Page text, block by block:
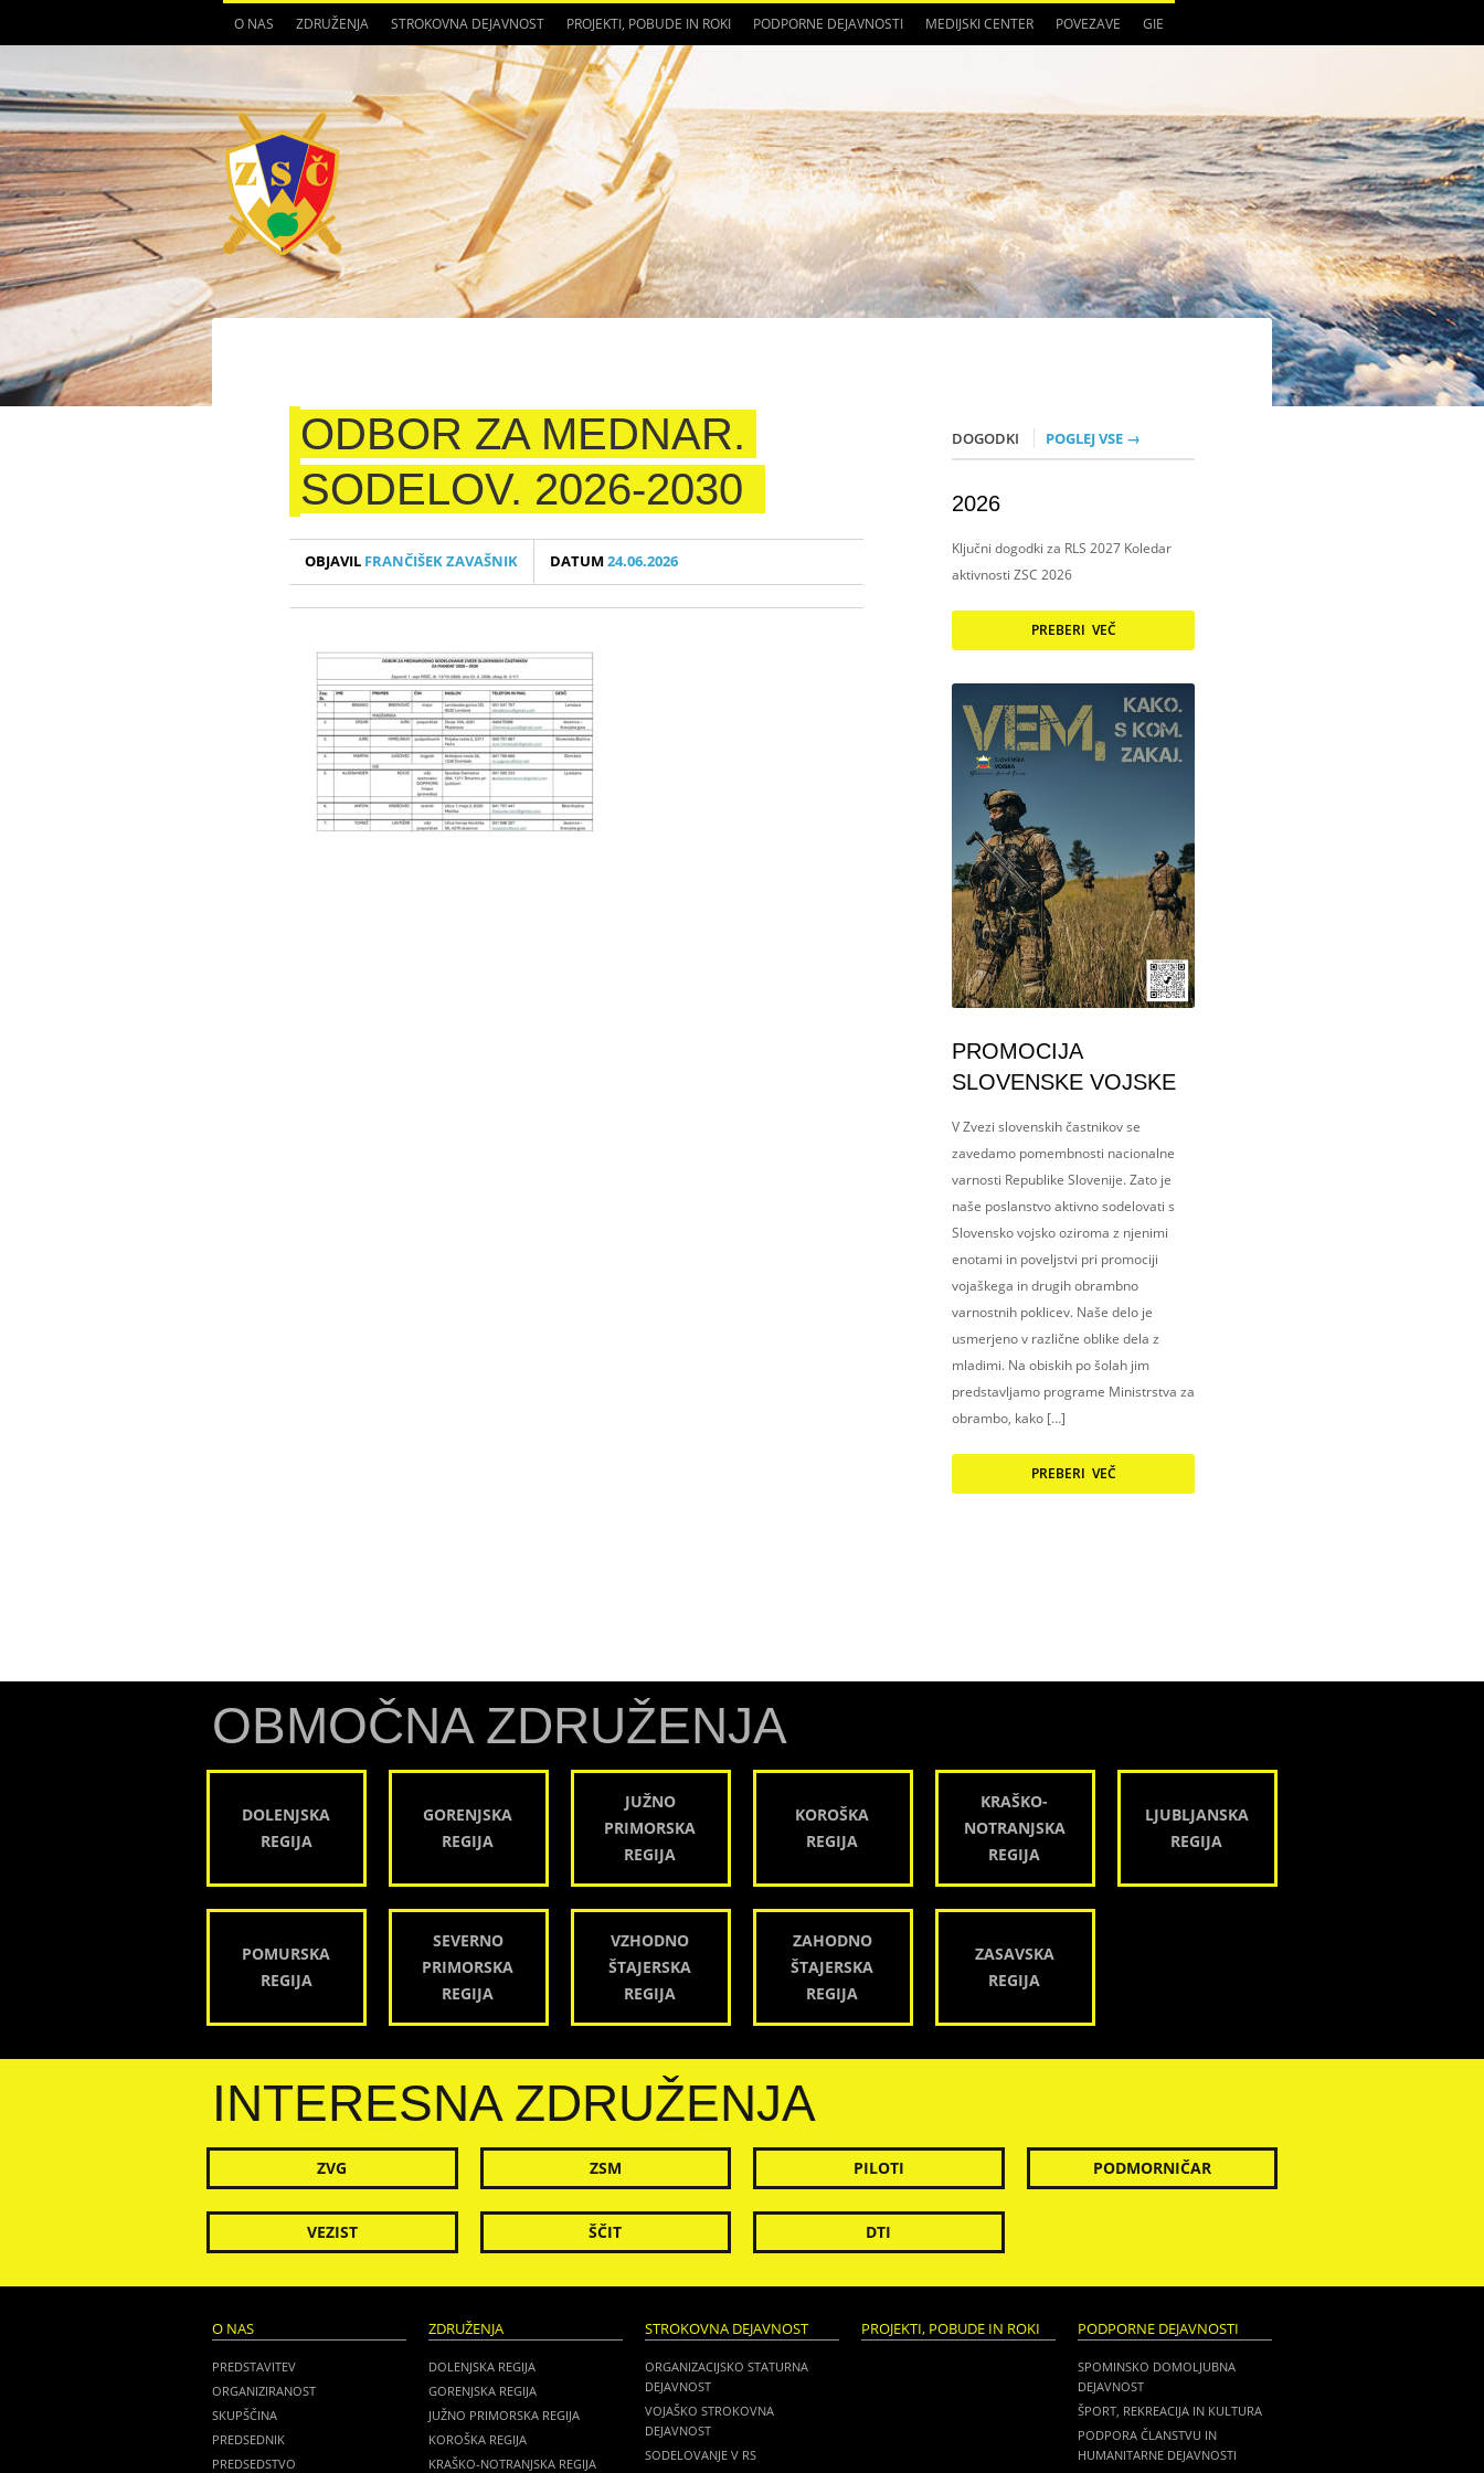
O NAS ZDRUŽENJA STROKOVNA DEJAVNOST PROJEKTI, POBUDE IN ROKI PODPORNE DEJAVNOSTI MEDIJSKI CENTER POVEZAVE GIE
ODBOR ZA MEDNAR.
SODELOV. 2026-2030
OBJAVIL FRANČIŠEK ZAVAŠNIK DATUM24.06.2026
DOGODKI POGLEJ VSE →
2026
Ključni dogodki za RLS 2027 Koledar
aktivnosti ZSC 2026
PREBERI VEČ
PROMOCIJA
SLOVENSKE VOJSKE
V Zvezi slovenskih častnikov se
zavedamo pomembnosti nacionalne
varnosti Republike Slovenije. Zato je
naše poslanstvo aktivno sodelovati s
Slovensko vojsko oziroma z njenimi
enotami in poveljstvi pri promociji
vojaškega in drugih obrambno
varnostnih poklicev. Naše delo je
usmerjeno v različne oblike dela z
mladimi. Na obiskih po šolah jim
predstavljamo programe Ministrstva za
obrambo, kako […]
PREBERI VEČ
OBMOČNA ZDRUŽENJA
DOLENJSKA
REGIJA
GORENJSKA
REGIJA
JUŽNO
PRIMORSKA
REGIJA
KOROŠKA
REGIJA
KRAŠKO-
NOTRANJSKA
REGIJA
LJUBLJANSKA
REGIJA
POMURSKA
REGIJA
SEVERNO
PRIMORSKA
REGIJA
VZHODNO
ŠTAJERSKA
REGIJA
ZAHODNO
ŠTAJERSKA
REGIJA
ZASAVSKA
REGIJA
INTERESNA ZDRUŽENJA
ZVG ZSM PILOTI PODMORNIČAR
VEZIST ŠČIT DTI
O NAS
PREDSTAVITEV
ORGANIZIRANOST
SKUPŠČINA
PREDSEDNIK
PREDSEDSTVO
ZDRUŽENJA
DOLENJSKA REGIJA
GORENJSKA REGIJA
JUŽNO PRIMORSKA REGIJA
KOROŠKA REGIJA
KRAŠKO-NOTRANJSKA REGIJA
STROKOVNA DEJAVNOST
ORGANIZACIJSKO STATURNA
DEJAVNOST
VOJAŠKO STROKOVNA
DEJAVNOST
SODELOVANJE V RS
PROJEKTI, POBUDE IN ROKI PODPORNE DEJAVNOSTI
SPOMINSKO DOMOLJUBNA
DEJAVNOST
ŠPORT, REKREACIJA IN KULTURA
PODPORA ČLANSTVU IN
HUMANITARNE DEJAVNOSTI